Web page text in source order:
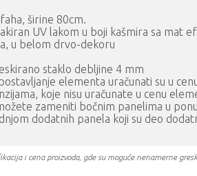
širine 80cm.
UV lakom u boji kašmira sa mat
u belom drvo-dekoru
staklo debljine 4 mm
elementa uračunati su u
koje nisu uračunate u cenu
zameniti bočnim panelima u
dodatnih panela koji su deo
i cena proizvoda, gde su moguće nenamerne